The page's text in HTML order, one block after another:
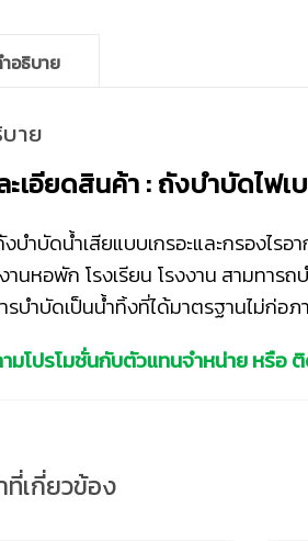
อธิบาย
าย
ะเอียดสินค้า : ถังบำบัดไฟเ
บำบัดน้ำเสียแบบเกรอะและกรองไร
านหอพัก โรงเรียน โรงงาน สามทา
รบำบัดเป็นน้ำทิ้งที่ได้มาตรฐานไม่ก่อ
มโปรโมชั่นกับตัวแทนจำหน่าย หรือ
ที่เกี่ยวข้อง